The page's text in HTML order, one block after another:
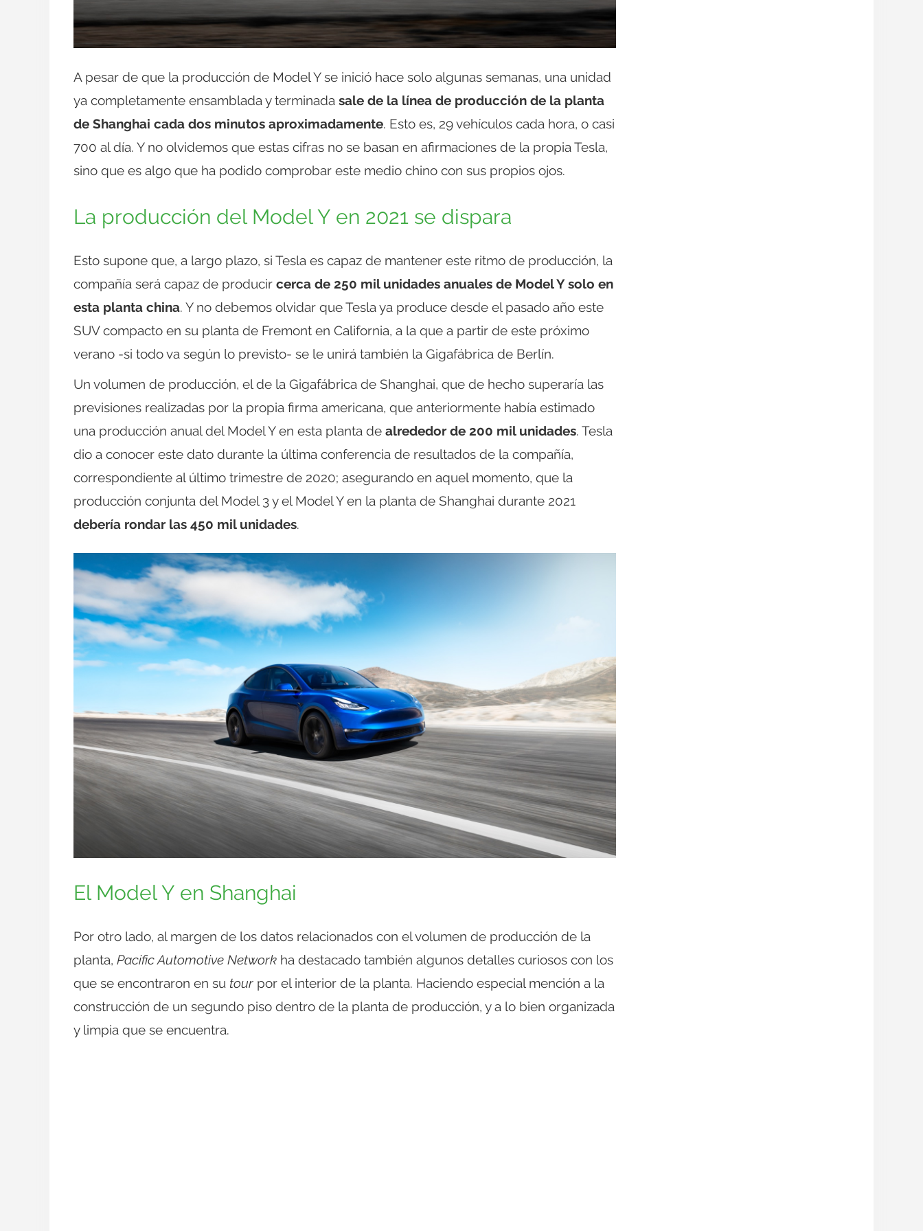
A pesar de que la producción de Model Y se inició hace solo algunas semanas, una unidad
ya completamente ensamblada y terminada sale de la línea de producción de la planta
de Shanghai cada dos minutos aproximadamente. Esto es, 29 vehículos cada hora, o casi
700 al día. Y no olvidemos que estas cifras no se basan en afirmaciones de la propia Tesla,
sino que es algo que ha podido comprobar este medio chino con sus propios ojos.
La producción del Model Y en 2021 se dispara
Esto supone que, a largo plazo, si Tesla es capaz de mantener este ritmo de producción, la
compañía será capaz de producir cerca de 250 mil unidades anuales de Model Y solo en
esta planta china. Y no debemos olvidar que Tesla ya produce desde el pasado año este
SUV compacto en su planta de Fremont en California, a la que a partir de este próximo
verano -si todo va según lo previsto- se le unirá también la Gigafábrica de Berlín.
Un volumen de producción, el de la Gigafábrica de Shanghai, que de hecho superaría las
previsiones realizadas por la propia firma americana, que anteriormente había estimado
una producción anual del Model Y en esta planta de alrededor de 200 mil unidades. Tesla
dio a conocer este dato durante la última conferencia de resultados de la compañía,
correspondiente al último trimestre de 2020; asegurando en aquel momento, que la
producción conjunta del Model 3 y el Model Y en la planta de Shanghai durante 2021
debería rondar las 450 mil unidades.
El Model Y en Shanghai
Por otro lado, al margen de los datos relacionados con el volumen de producción de la
planta, Pacific Automotive Network ha destacado también algunos detalles curiosos con los
que se encontraron en su tour por el interior de la planta. Haciendo especial mención a la
construcción de un segundo piso dentro de la planta de producción, y a lo bien organizada
y limpia que se encuentra.